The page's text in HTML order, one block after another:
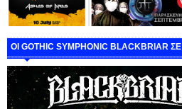
ΟΙ GOTHIC SYMPHONIC